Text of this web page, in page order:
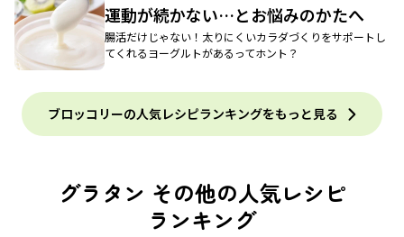
運動が続かない…とお悩みのかたへ
腸活だけじゃない！太りにくいカラダづくりをサポートし
てくれるヨーグルトがあるってホント？
ブロッコリーの人気レシピランキングをもっと見る
グラタン その他の人気レシピ
ランキング